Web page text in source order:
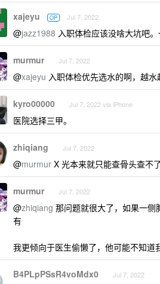
xajeyu OP Jul 7, 2022
@jazz1988 入职体检应该没啥大坑吧。
murmur Jul 7, 2022
@xajeyu 入职体检优先选水的啊，越
kyro00000 Jul 7, 2022 via iPhone
医院选择三甲。
zhiqiang Jul 7, 2022
@murmur X 光本来就只能查骨头查不
murmur Jul 7, 2022
@zhiqiang 那问题就很大了，如果一
有
我更倾向于医生偷懒了，他可能不知
B4PLpPSsR4voMdx0 Jul 7, 2022